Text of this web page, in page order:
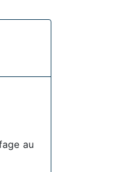
au